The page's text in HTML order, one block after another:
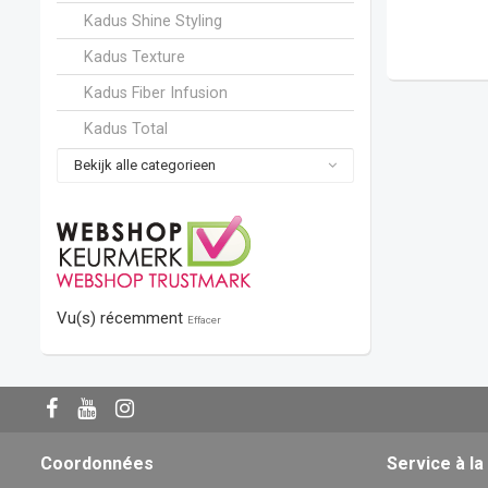
Kadus Shine Styling
Kadus Texture
Kadus Fiber Infusion
Kadus Total
Bekijk alle categorieen
Vu(s) récemment Effacer
Coordonnées Service à